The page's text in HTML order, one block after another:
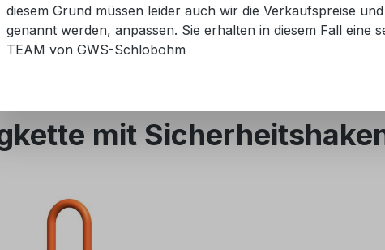
Ladungssicherung Container Schulungsmaterial
mit
diesem Grund müssen leider auch wir die Verkaufspreise
genannt werden, anpassen. Sie erhalten in diesem Fall eine
TEAM von GWS-Schlobohm